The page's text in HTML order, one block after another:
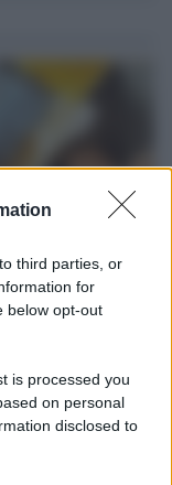
third parties, or
for
below opt-out
is processed you
on personal
disclosed to
in Europa e
più successo per i
Ad attrarre i
abbinare